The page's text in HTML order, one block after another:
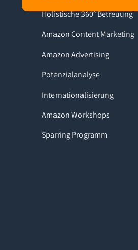
Holistische 360° Betreuung
Amazon Content Marketing
Amazon Advertising
Potenzialanalyse
Internationalisierung
Amazon Workshops
Sparring Programm